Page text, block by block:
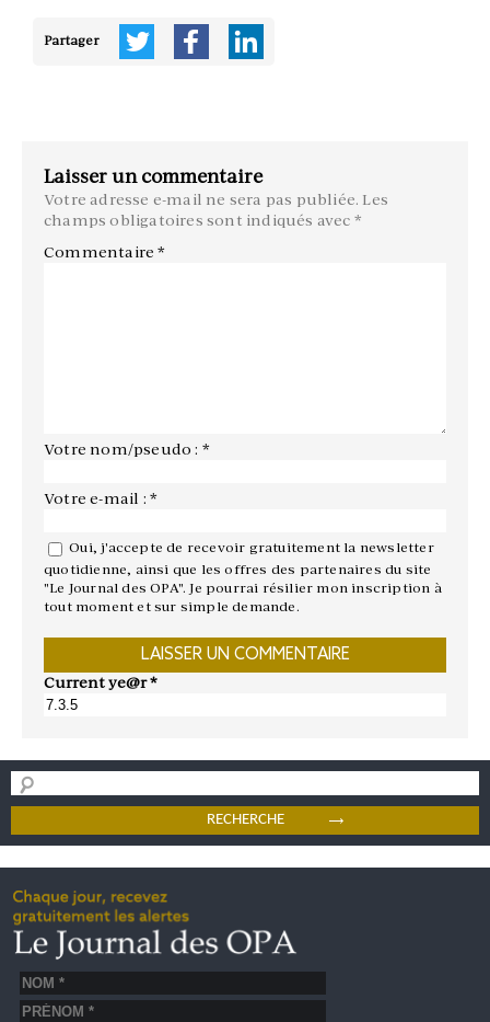
Partager
Laisser un commentaire
Votre adresse e-mail ne sera pas publiée. Les
champs obligatoires sont indiqués avec *
Commentaire*
Votre nom/pseudo : *
Votre e-mail : *
Oui, j'accepte de recevoir gratuitement la newsletter
quotidienne, ainsi que les offres des partenaires du site
"Le Journal des OPA". Je pourrai résilier mon inscription à
tout moment et sur simple demande.
Current ye@r*